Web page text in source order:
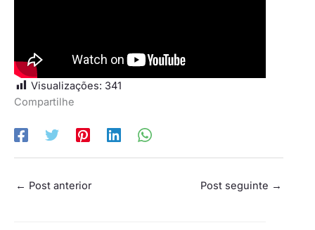
Visualizações: 341
Compartilhe
← Post anterior Post seguinte →